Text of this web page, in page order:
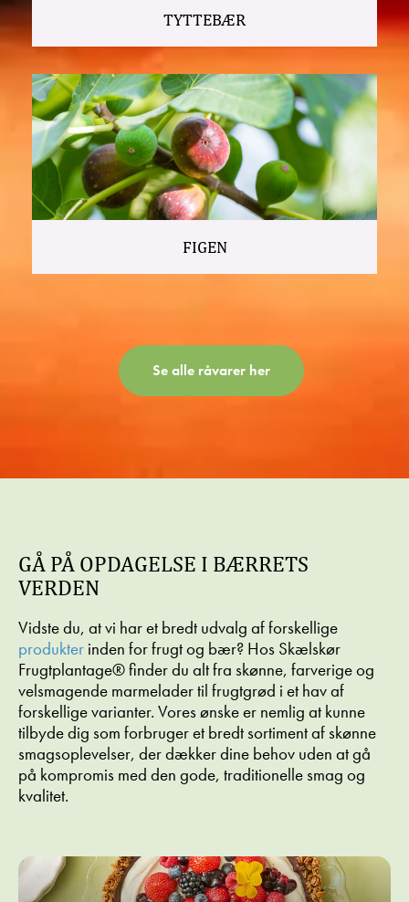
TYTTEBÆR
FIGEN
Se alle råvarer her
GÅ PÅ OPDAGELSE I BÆRRETS
VERDEN
Vidste du, at vi har et bredt udvalg af forskellige
produkter inden for frugt og bær? Hos Skælskør
Frugtplantage® finder du alt fra skønne, farverige og
velsmagende marmelader til frugtgrød i et hav af
forskellige varianter. Vores ønske er nemlig at kunne
tilbyde dig som forbruger et bredt sortiment af skønne
smagsoplevelser, der dækker dine behov uden at gå
på kompromis med den gode, traditionelle smag og
kvalitet.